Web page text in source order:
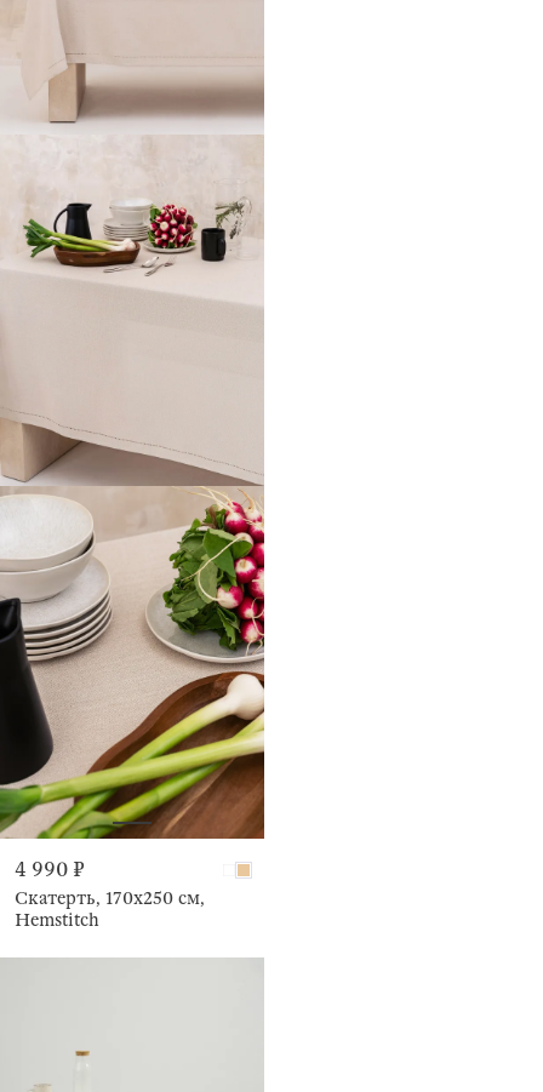
4 990 ₽
Скатерть, 170х250 см,
Hemstitch